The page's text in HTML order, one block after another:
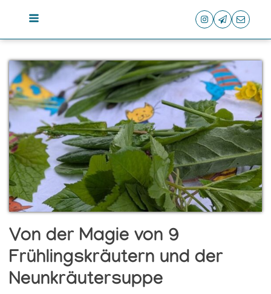
Von der Magie von 9
Frühlingskräutern und der
Neunkräutersuppe